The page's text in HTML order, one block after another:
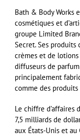
Bath & Body Works
cosmétiques et
groupe Limited
Secret. Ses
crèmes et de lotions
diffuseurs de
principalement
comme des
Le chiffre d’affaires
7,5 milliards de
aux États-Unis et au